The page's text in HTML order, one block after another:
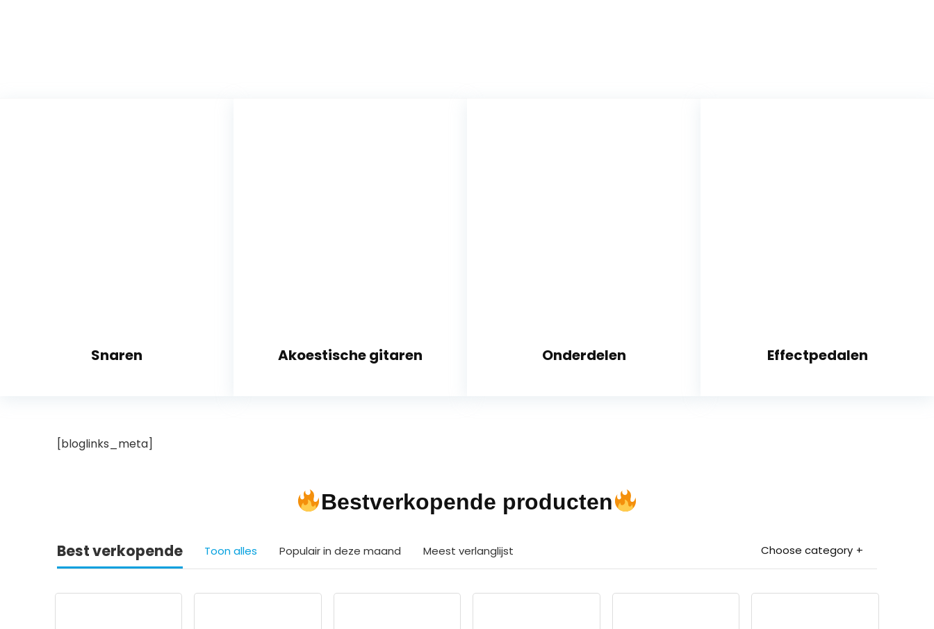
Snaren Akoestische gitaren Onderdelen Effectpedalen
[bloglinks_meta]
Bestverkopende producten
Best verkopende Toon alles Populair in deze maand Meest verlanglijst Choose category